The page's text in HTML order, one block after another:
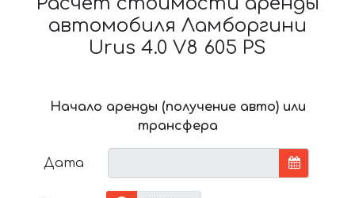
автомобиля Ламборгини
Urus 4.0 V8 605 PS
Начало аренды (получение авто) или
трансфера
Дата